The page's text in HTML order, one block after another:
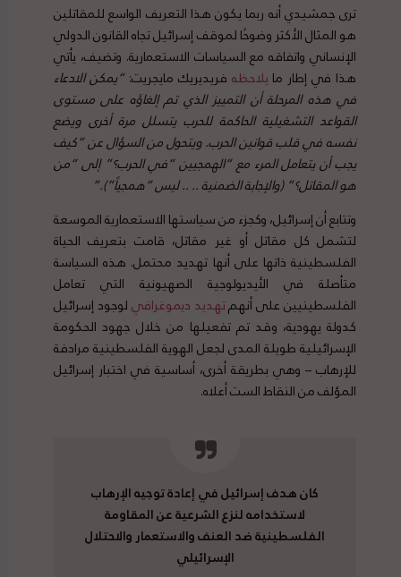
ترى جمشيدي أنه ربما يكون هذا التعريف الواسع للمقاتلين
هو المثال الأكثر وضوحًا لموقف إسرائيل تجاه القانون الدولي
الإنساني واتفاقه مع السياسات الاستعمارية. وتضيف، يأتي
هذا في إطار ما يلاحظه فريديريك مايجريت:“يمكن الادعاء
في هذه المرحلة أن التمييز الذي تم إلغاؤه على مستوى
القواعد التشغيلية الحاكمة للحرب يتسلل مرة أخرى ويضع
نفسه في قلب قوانين الحرب. ويتحول من السؤال عن “كيف
يجب أن يتعامل المرء مع “الهمجيين “في الحرب؟” إلى “من
هو المقاتل؟” (والإجابة الضمنية .. .. ليس “همجياً”).”
وتتابع أن إسرائيل، وكجزء من سياستها الاستعمارية الموسعة
لتشمل كل مقاتل أو غير مقاتل، قامت بتعريف الحياة
الفلسطينية ذاتها على أنها تهديد محتمل. هذه السياسة
متأصلة في الأيديولوجية الصهيونية التي تعامل
الفلسطينيين على أنهمتهديد ديموغرافيلوجود إسرائيل
كدولة يهودية، وقد تم تفعيلها من خلال جهود الحكومة
الإسرائيلية طويلة المدى لجعل الهوية الفلسطينية مرادفة
للإرهاب – وهي بطريقة أخرى، أساسية في اختبار إسرائيل
المؤلف من النقاط الست أعلاه.
كان هدف إسرائيل في إعادة توجيه الإرهاب
لاستخدامه لنزع الشرعية عن المقاومة
الفلسطينية ضد العنف والاستعمار والاحتلال
الإسرائيلي